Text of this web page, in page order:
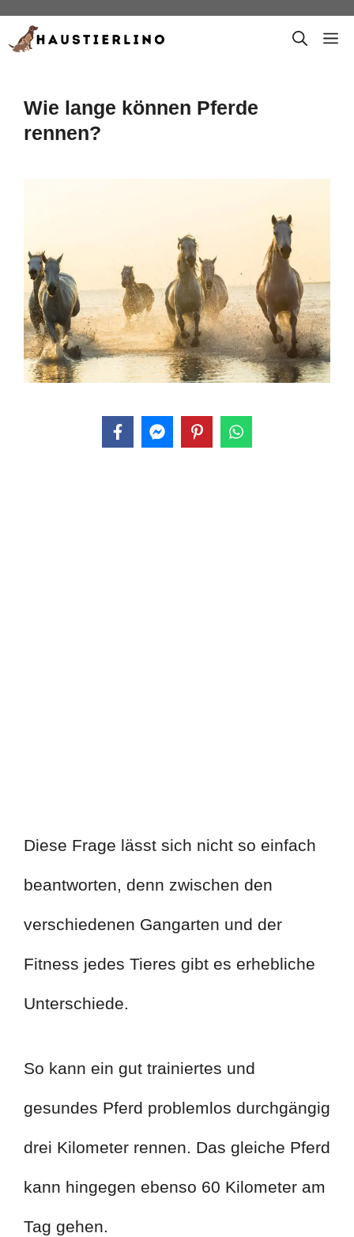
Zum
Inhalt
springen
Wie lange können Pferde
rennen?
Diese Frage lässt sich nicht so einfach
beantworten, denn zwischen den
verschiedenen Gangarten und der
Fitness jedes Tieres gibt es erhebliche
Unterschiede.
So kann ein gut trainiertes und
gesundes Pferd problemlos durchgängig
drei Kilometer rennen. Das gleiche Pferd
kann hingegen ebenso 60 Kilometer am
Tag gehen.